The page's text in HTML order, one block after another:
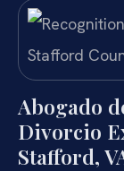
Abogado
Divorcio
Stafford,